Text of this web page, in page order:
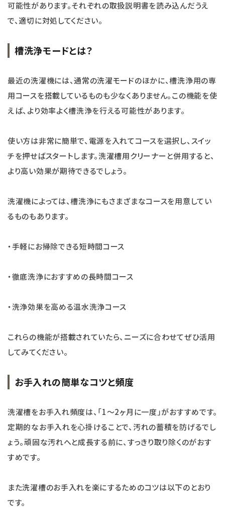
可能性があります。それぞれの取扱説明書を読み込んだうえ
で、適切に対処してください。
槽洗浄モードとは？
最近の洗濯機には、通常の洗濯モードのほかに、槽洗浄用の専
用コースを搭載しているものも少なくありません。この機能を使
えば、より効率よく槽洗浄を行える可能性があります。
使い方は非常に簡単で、電源を入れてコースを選択し、スイッ
チを押せばスタートします。洗濯槽用クリーナーと併用すると、
より高い効果が期待できるでしょう。
洗濯機によっては、槽洗浄にもさまざまなコースを用意してい
るものもあります。
・手軽にお掃除できる短時間コース
・徹底洗浄におすすめの長時間コース
・洗浄効果を高める温水洗浄コース
これらの機能が搭載されていたら、ニーズに合わせてぜひ活用
してみてください。
お手入れの簡単なコツと頻度
洗濯槽をお手入れ頻度は、「1～2ヶ月に一度」がおすすめです。
定期的なお手入れを心掛けることで、汚れの蓄積を防げるでし
ょう。頑固な汚れへと成長する前に、すっきり取り除くのがおす
すめです。
また洗濯槽のお手入れを楽にするためのコツは以下のとおり
です。